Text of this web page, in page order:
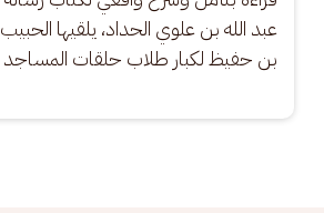
عبد الله بن علوي الحداد، يلقيها
بن حفيظ لكبار طلاب حلقات المساجد